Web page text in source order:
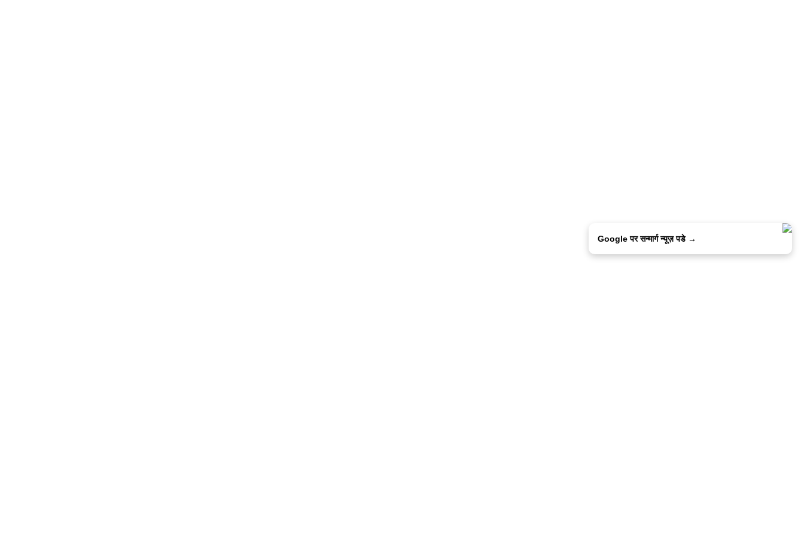
Google पर सन्मार्ग न्यूज़ पडे →